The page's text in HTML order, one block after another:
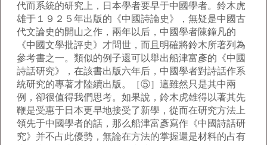
代而系統的研究上，日本學者要早于中國學者。鈴木虎
雄于１９２５年出版的《中國詩論史》，無疑是中國古
代文論史的開山之作，兩年以后，中國學者陳鐘凡的
《中國文學批評史》才問世，而且明確將鈴木所著列為
參考書之一。類似的例子還可以舉出船津富彥的《中國
詩話研究》，在該書出版六年后，中國學者對詩話作系
統研究的專著才陸續出版。［⑤］這雖然只是其中兩
例，卻很值得我們思考。如果說，鈴木虎雄得以著其先
鞭是受惠于日本更早地接受了新學，從而在研究方法上
領先于中國學者的話，那么船津富彥寫作《中國詩話研
究》并不占此優勢，無論在方法的掌握還是材料的占有